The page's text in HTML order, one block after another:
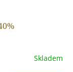
Skladem